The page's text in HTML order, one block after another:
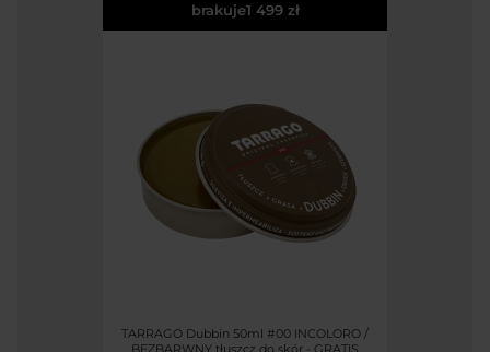
brakuje1 499 zł
TARRAGO Dubbin 50ml #00 INCOLORO /
BEZBARWNY tłuszcz do skór - GRATIS